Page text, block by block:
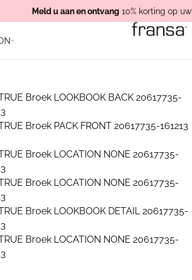
Meld u aan en ontvang 10% korting op